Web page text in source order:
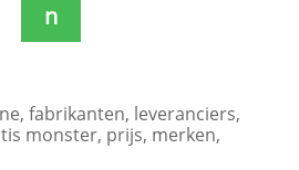
n
fabrikanten, leveranciers,
monster, prijs, merken,